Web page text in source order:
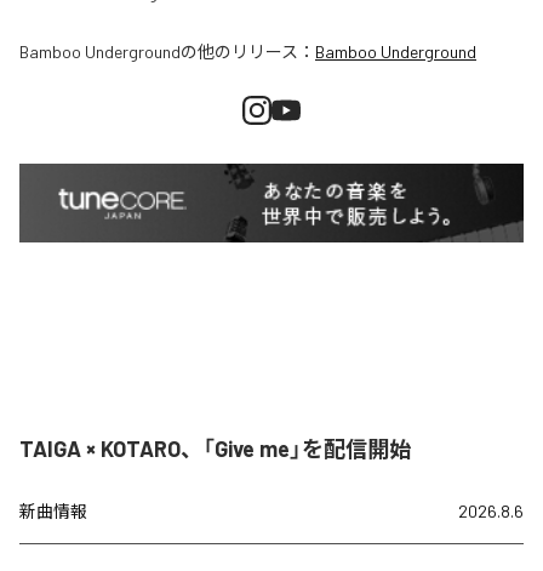
Bamboo Undergroundの他のリリース： Bamboo Underground
TAIGA × KOTARO、「Give me」を配信開始
新曲情報 2026.8.6